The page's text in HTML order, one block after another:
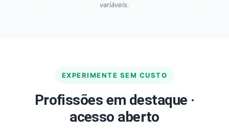
variáveis.
EXPERIMENTE SEM CUSTO
Profissões em destaque ·
acesso aberto